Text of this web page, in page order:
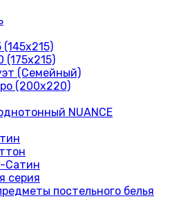
(145х215)
(175х215)
(Семейный)
(200х220)
NUANCE
Сатин
серия
постельного белья